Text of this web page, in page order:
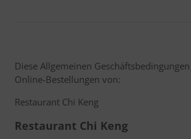
Diese Allgemeinen
Online-Bestellungen von:
Restaurant Chi Keng
Restaurant Chi Keng